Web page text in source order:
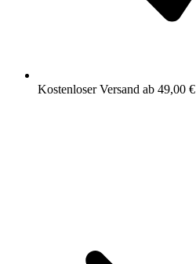
Kostenloser Versand ab 49,00 €